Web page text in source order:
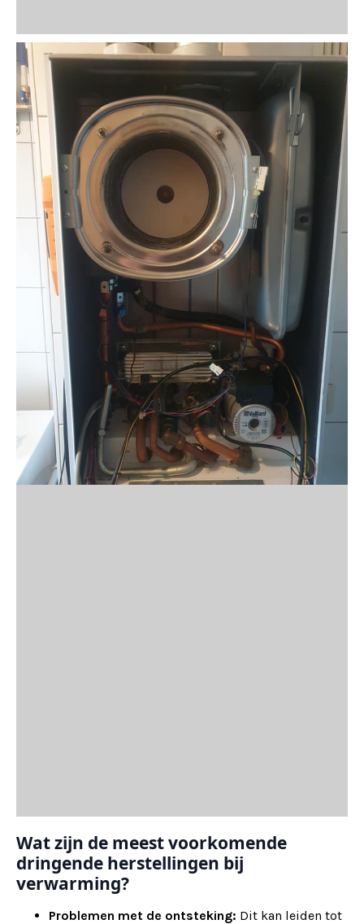
Wat zijn de meest voorkomende
dringende herstellingen bij
verwarming?
Problemen met de ontsteking: Dit kan leiden tot